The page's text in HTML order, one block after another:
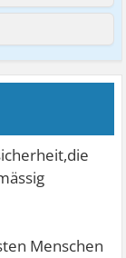
Menschen